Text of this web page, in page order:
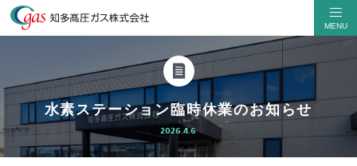
水素ステーション臨時休業のお知らせ
2026.4.6